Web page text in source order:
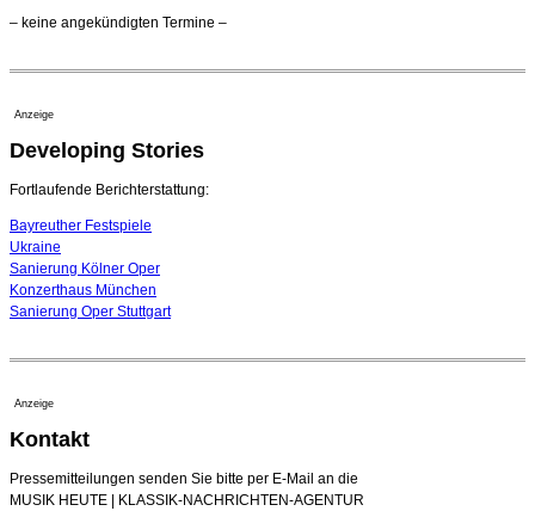
Ensemblemitglieder
Dirigent Nicolás Pasquet mit Würth-Preis der
Jeunesses Musicales ausgezeichnet
07. August 2026 - 13:20 Uhr
– keine angekündigten Termine –
Anzeige
Developing Stories
Fortlaufende Berichterstattung:
Bayreuther Festspiele
Ukraine
Sanierung Kölner Oper
Konzerthaus München
Sanierung Oper Stuttgart
Anzeige
Kontakt
Pressemitteilungen senden Sie bitte per E-Mail an die
MUSIK HEUTE | KLASSIK-NACHRICHTEN-AGENTUR